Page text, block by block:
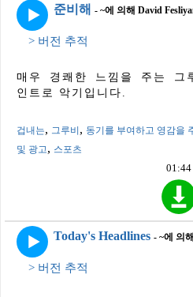
준비해 - ~에 의해 David
> 버전 추적
매우 경쾌한 느낌을 주는 그
인트로 악기입니다.
겁내는, 그루비 , 동기를 부여하고 영감을
및 광고, 스포츠
01:44
Today's Headlines - ~에 의
> 버전 추적